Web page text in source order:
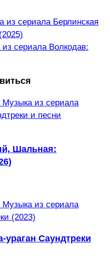
из сериала Берлинская
сериала Волкодав:
Шальная:
ураган Саундтреки